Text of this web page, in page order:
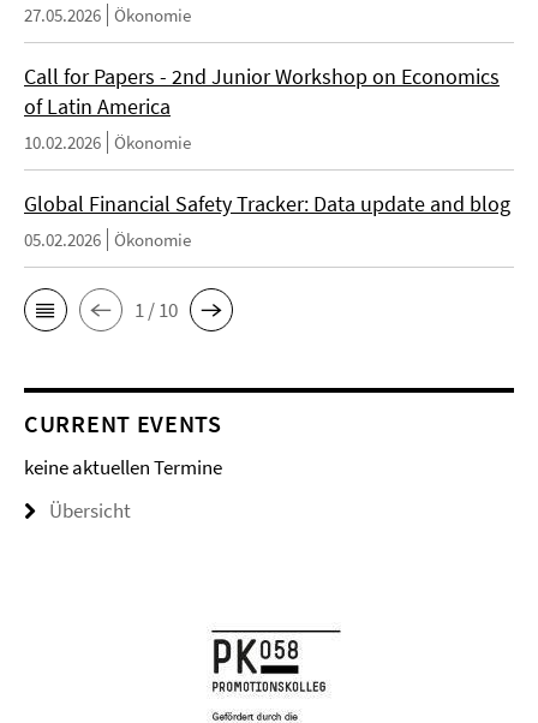
27.05.2026 Ökonomie
Call for Papers - 2nd Junior Workshop on Economics
of Latin America
10.02.2026 Ökonomie
Global Financial Safety Tracker: Data update and blog
05.02.2026 Ökonomie
1 / 10
CURRENT EVENTS
keine aktuellen Termine
Übersicht